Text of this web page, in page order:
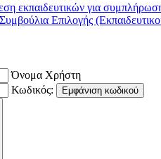
εκπαιδευτικών για
Επιλογής
Όνομα Χρήστη
Κωδικός:
Εμφάνιση κωδικού